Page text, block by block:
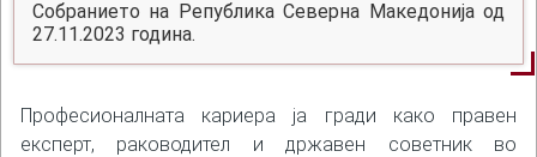
Собранието на Република Северна Македонија од
27.11.2023 година.
Професионалната кариера ја гради како правен
експерт, раководител и државен советник во